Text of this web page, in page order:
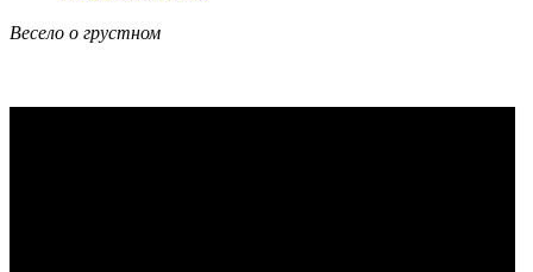
Весело о грустном